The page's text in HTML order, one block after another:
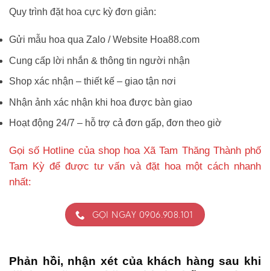
Quy trình đặt hoa cực kỳ đơn giản:
Gửi mẫu hoa qua Zalo / Website Hoa88.com
Cung cấp lời nhắn & thông tin người nhận
Shop xác nhận – thiết kế – giao tận nơi
Nhận ảnh xác nhận khi hoa được bàn giao
Hoạt động 24/7 – hỗ trợ cả đơn gấp, đơn theo giờ
Gọi số Hotline của shop hoa Xã Tam Thăng Thành phố
Tam Kỳ để được tư vấn và đặt hoa một cách nhanh
nhất:
GỌI NGAY 0906.908.101
Phản hồi, nhận xét của khách hàng sau khi